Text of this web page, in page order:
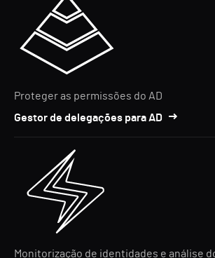
Proteger as permissões do AD
Gestor de delegações para AD
Monitorização de identidades e análise